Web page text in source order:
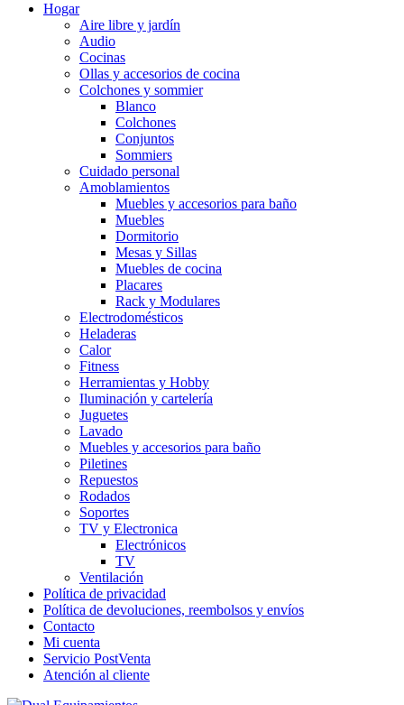
Hogar
Aire libre y jardín
Audio
Cocinas
Ollas y accesorios de cocina
Colchones y sommier
Blanco
Colchones
Conjuntos
Sommiers
Cuidado personal
Amoblamientos
Muebles y accesorios para baño
Muebles
Dormitorio
Mesas y Sillas
Muebles de cocina
Placares
Rack y Modulares
Electrodomésticos
Heladeras
Calor
Fitness
Herramientas y Hobby
Iluminación y cartelería
Juguetes
Lavado
Muebles y accesorios para baño
Piletines
Repuestos
Rodados
Soportes
TV y Electronica
Electrónicos
TV
Ventilación
Política de privacidad
Política de devoluciones, reembolsos y envíos
Contacto
Mi cuenta
Servicio PostVenta
Atención al cliente